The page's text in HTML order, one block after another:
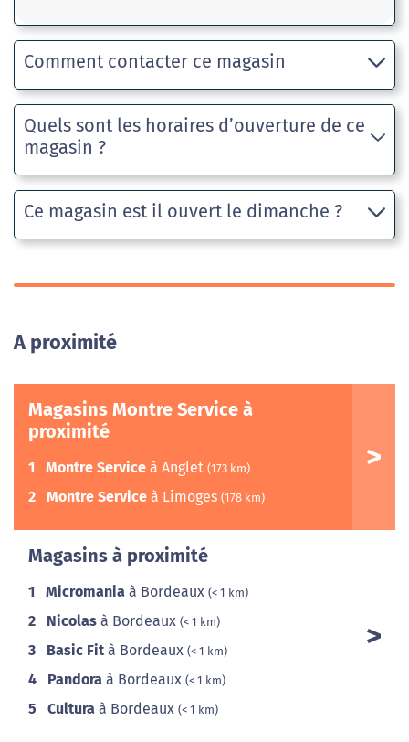
Comment contacter ce magasin
Quels sont les horaires d’ouverture de ce
magasin ?
Ce magasin est il ouvert le dimanche ?
A proximité
Magasins Montre Service à
proximité
1 Montre Service à Anglet (173 km)
2 Montre Service à Limoges (178 km)
Magasins à proximité
1 Micromania à Bordeaux (< 1 km)
2 Nicolas à Bordeaux (< 1 km)
3 Basic Fit à Bordeaux (< 1 km)
4 Pandora à Bordeaux (< 1 km)
5 Cultura à Bordeaux (< 1 km)